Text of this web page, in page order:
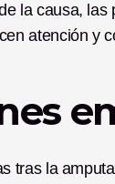
la causa,
atención y
tras la